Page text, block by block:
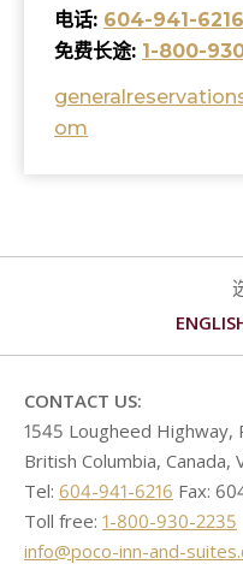
电话: 604-941-6216
免费长途: 1-800-
om
CONTACT US:
1545 Lougheed Highway,
British Columbia, Canada,
Tel: 604-941-6216 Fax:
Toll free: 1-800-930-2235
info@poco-inn-and-